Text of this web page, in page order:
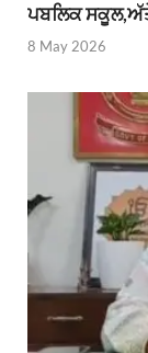
ਪਬਲਿਕ
8 May 2026